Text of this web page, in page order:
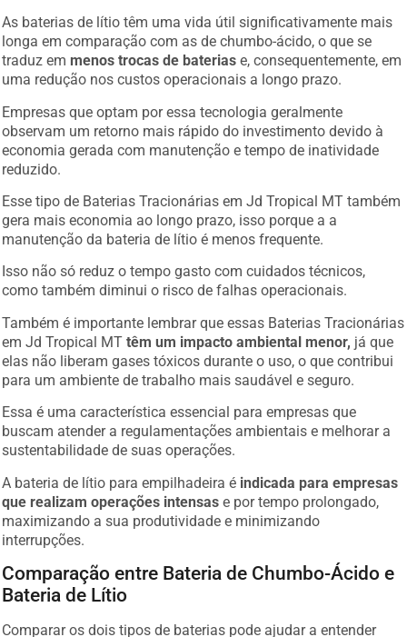
As baterias de lítio têm uma vida útil significativamente mais
longa em comparação com as de chumbo-ácido, o que se
traduz em menos trocas de baterias e, consequentemente, em
uma redução nos custos operacionais a longo prazo.
Empresas que optam por essa tecnologia geralmente
observam um retorno mais rápido do investimento devido à
economia gerada com manutenção e tempo de inatividade
reduzido.
Esse tipo de Baterias Tracionárias em Jd Tropical MT também
gera mais economia ao longo prazo, isso porque a a
manutenção da bateria de lítio é menos frequente.
Isso não só reduz o tempo gasto com cuidados técnicos,
como também diminui o risco de falhas operacionais.
Também é importante lembrar que essas Baterias Tracionárias
em Jd Tropical MTtêm um impacto ambiental menor, já que
elas não liberam gases tóxicos durante o uso, o que contribui
para um ambiente de trabalho mais saudável e seguro.
Essa é uma característica essencial para empresas que
buscam atender a regulamentações ambientais e melhorar a
sustentabilidade de suas operações.
A bateria de lítio para empilhadeira é indicada para empresas
que realizam operações intensas e por tempo prolongado,
maximizando a sua produtividade e minimizando
interrupções.
Comparação entre Bateria de Chumbo-Ácido e
Bateria de Lítio
Comparar os dois tipos de baterias pode ajudar a entender